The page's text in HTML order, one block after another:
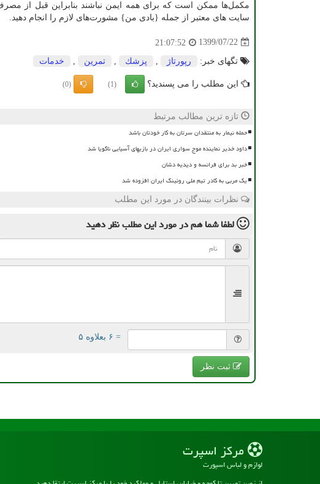
مکمل‌ها ممکن است که برای همه ایمن نباشند بنابراین قبل از
سایت های معتبر از جمله {بادی من} مشورت‌های لازم را انجام دهید.
1399/07/22
21:07:52
تگهای خبر: رپورتاژ پزشك تمرین خدمات
این مطلب را می پسندید؟ (1)
(0)
تازه ترین مطالب مرتبط
حمله نیمار به منتقدان سرتان به کار خودتان باشد
داود خدیر نماینده موج سواری ایران در بازیهای آسیایی ناگویا شد
خبر بد برای فرانسه و دیدیه دشان
یک مربی به کادر تیم ملی روئینگ ایران افزوده شد
نظرات بینندگان در مورد این مطلب
لطفا شما همدر مورد این مطلبنظر دهید
= ۶ بعلاوه ۵
ثبت نظر
مركز اسپرت
لوازم و لباس اسپورت